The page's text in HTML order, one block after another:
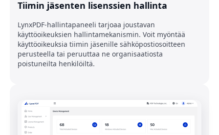
Tiimin jäsenten lisenssien hallinta
LynxPDF-hallintapaneeli tarjoaa joustavan
käyttöoikeuksien hallintamekanismin. Voit myöntää
käyttöoikeuksia tiimin jäsenille sähköpostiosoitteen
perusteella tai peruuttaa ne organisaatiosta
poistuneilta henkilöiltä.